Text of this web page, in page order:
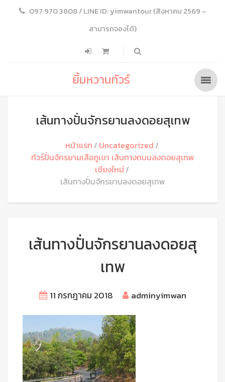
097 970 3808 / LINE ID: yimwantour (สิงหาคม 2569 –
สามารถจองได้)
ยิ้มหวานทัวร์
เส้นทางปั่นจักรยานลงดอยสุเทพ
หน้าแรก
Uncategorized
ทัวร์ปั่นจักรยานเสือภูเขา เส้นทางถนนลงดอยสุเทพ
เชียงใหม่
เส้นทางปั่นจักรยานลงดอยสุเทพ
เส้นทางปั่นจักรยานลงดอยสุ
เทพ
11 กรกฎาคม 2018 adminyimwan